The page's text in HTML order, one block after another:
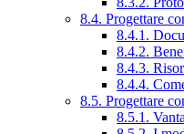
8.4. Progettare
8.4.1.
8.4.2.
8.4.3.
8.4.4.
8.5. Progettare
8.5.1.